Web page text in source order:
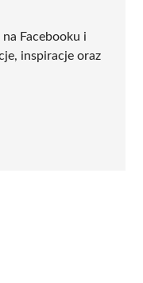
na Facebooku i
inspiracje oraz